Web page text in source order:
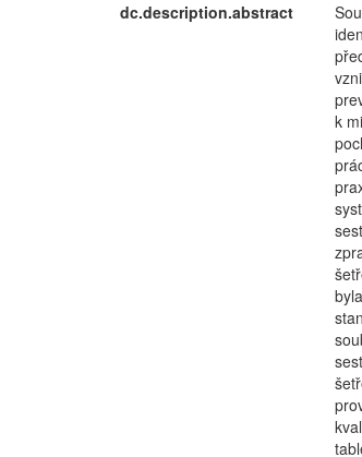
dc.description.abstract
k